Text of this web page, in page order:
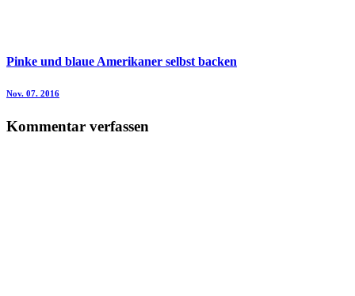
Pinke und blaue Amerikaner selbst backen
Nov. 07. 2016
Kommentar verfassen